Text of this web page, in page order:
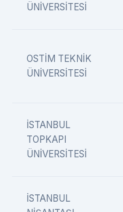
ÜNİVERSİTESİ
OSTİM TEKNİK
ÜNİVERSİTESİ
İSTANBUL
TOPKAPI
ÜNİVERSİTESİ
İSTANBUL